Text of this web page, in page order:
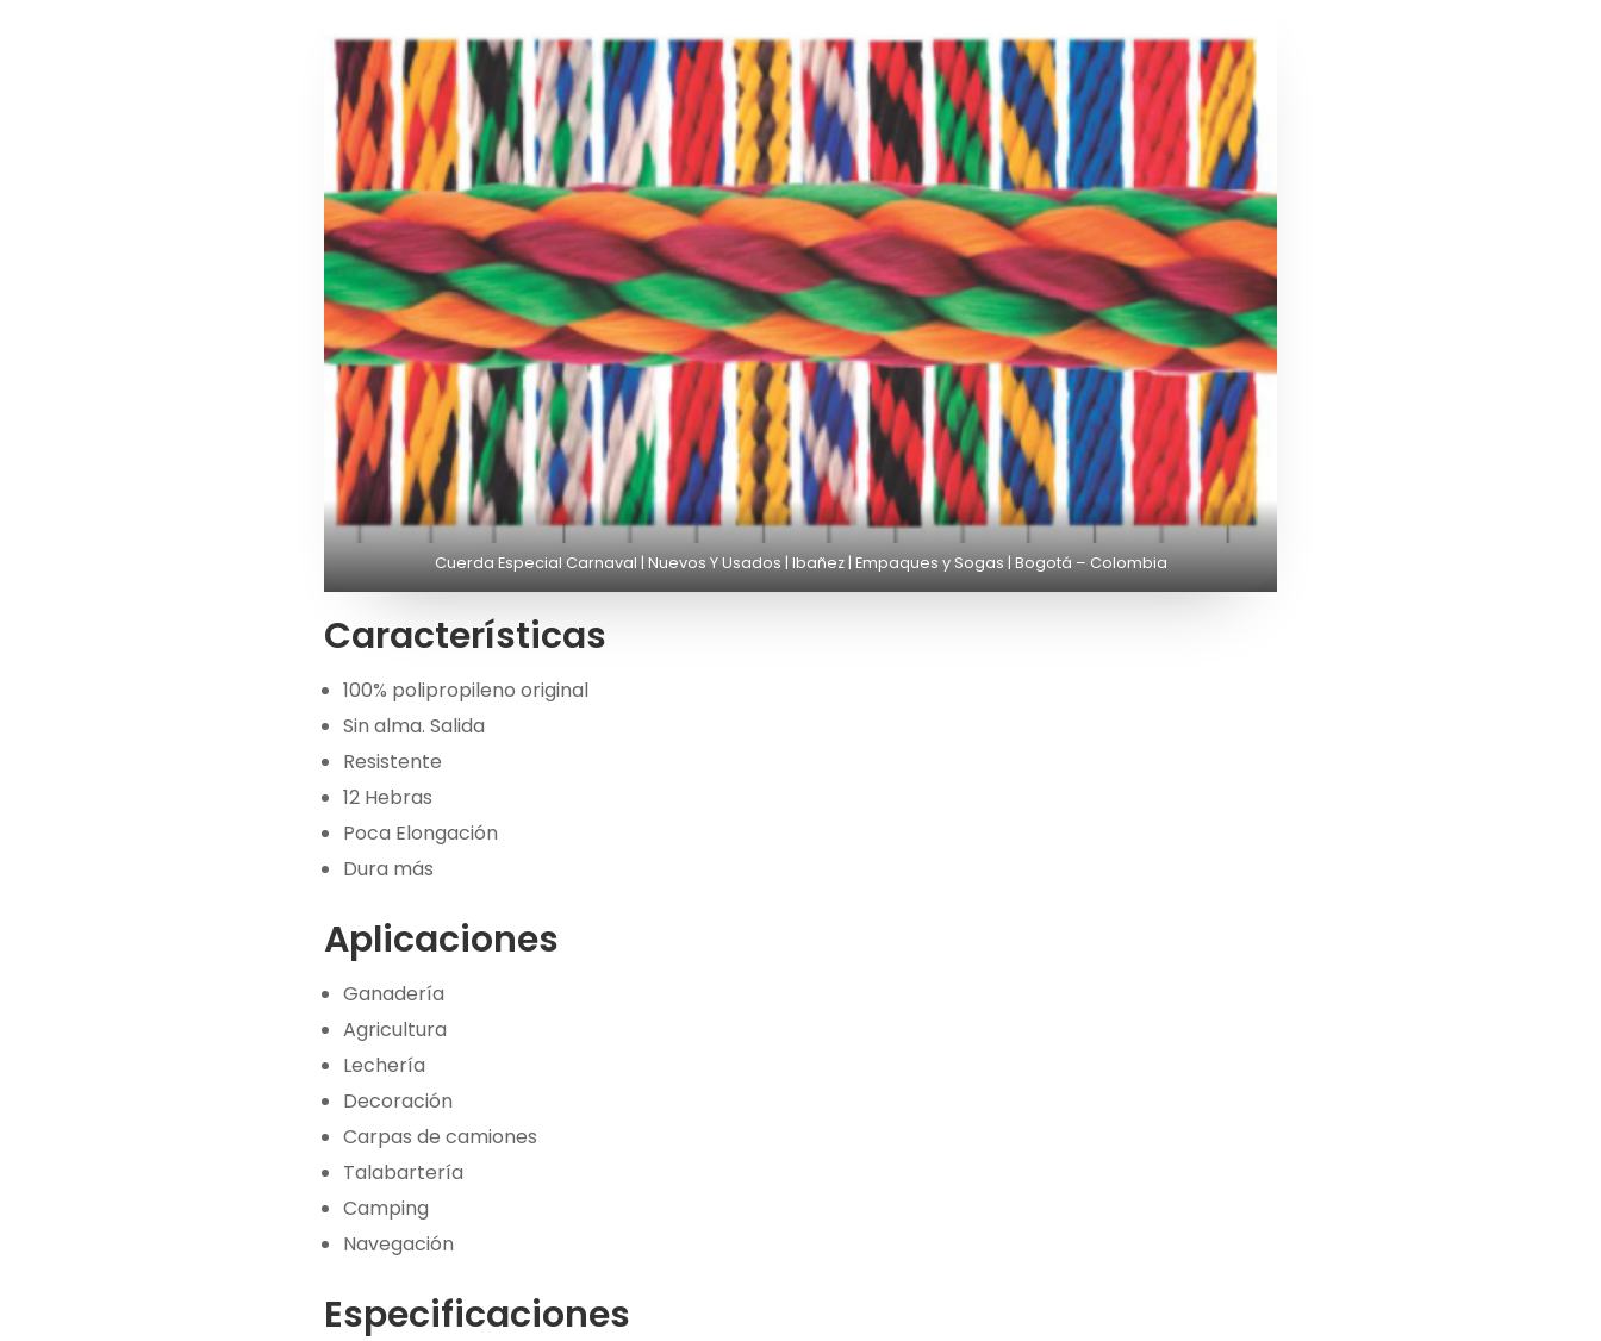
Cuerda Especial Carnaval | Nuevos Y Usados | Ibañez | Empaques y Sogas | Bogotá – Colombia
Características
100% polipropileno original
Sin alma. Salida
Resistente
12 Hebras
Poca Elongación
Dura más
Aplicaciones
Ganadería
Agricultura
Lechería
Decoración
Carpas de camiones
Talabartería
Camping
Navegación
Especificaciones